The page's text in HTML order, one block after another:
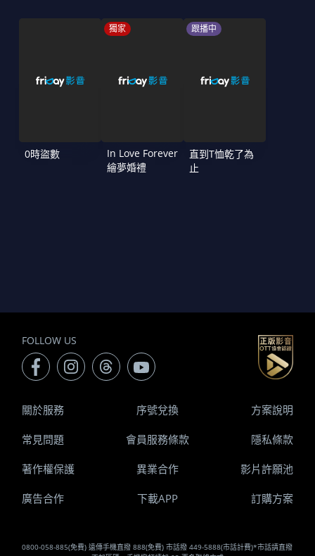
0時盜數
獨家
In Love Forever
繪夢婚禮
跟播中
直到T恤乾了為
止
FOLLOW US
0800-058-885(免費) 遠傳手機直撥 888(免費) 市話撥 449-5888(市話計費)*市話請直撥
關於服務 序號兌換 方案說明
常見問題 會員服務條款 隱私條款
著作權保護 異業合作 影片許願池
廣告合作 下載APP 訂購方案